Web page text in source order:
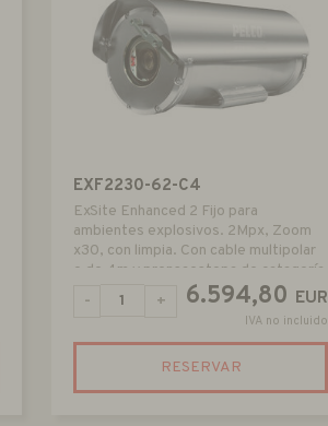
EXF2230-62-C4
ExSite Enhanced 2 Fijo para
ambientes explosivos. 2Mpx, Zoom
x30, con limpia. Con cable multipolar
o de 4m y prensaestopa de catagoría
6.594,80 EUR
IVA no incluido
- +
RESERVAR